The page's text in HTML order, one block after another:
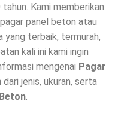
Kami memberikan
pagar panel beton atau
terbaik, termurah,
kali ini kami ingin
mengenai Pagar
dari jenis, ukuran, serta